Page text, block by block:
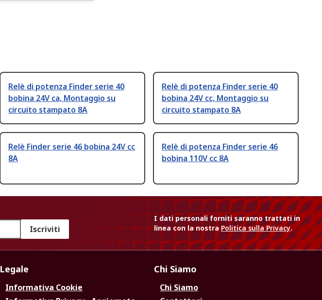
Relè di potenza Finder serie 40
bobina 24V ca, Montaggio su
circuito stampato 8A
Relè di potenza Finder serie 40
bobina 24V cc, Montaggio su
circuito stampato 8A
Relè Finder serie 46 bobina 24V cc
8A
Relè di potenza Finder serie 46
bobina 110V cc 8A
Iscriviti
I dati personali forniti saranno trattati in
linea con la nostraPolitica sulla Privacy.
Legale
Informativa Cookie
Chi Siamo
Chi Siamo